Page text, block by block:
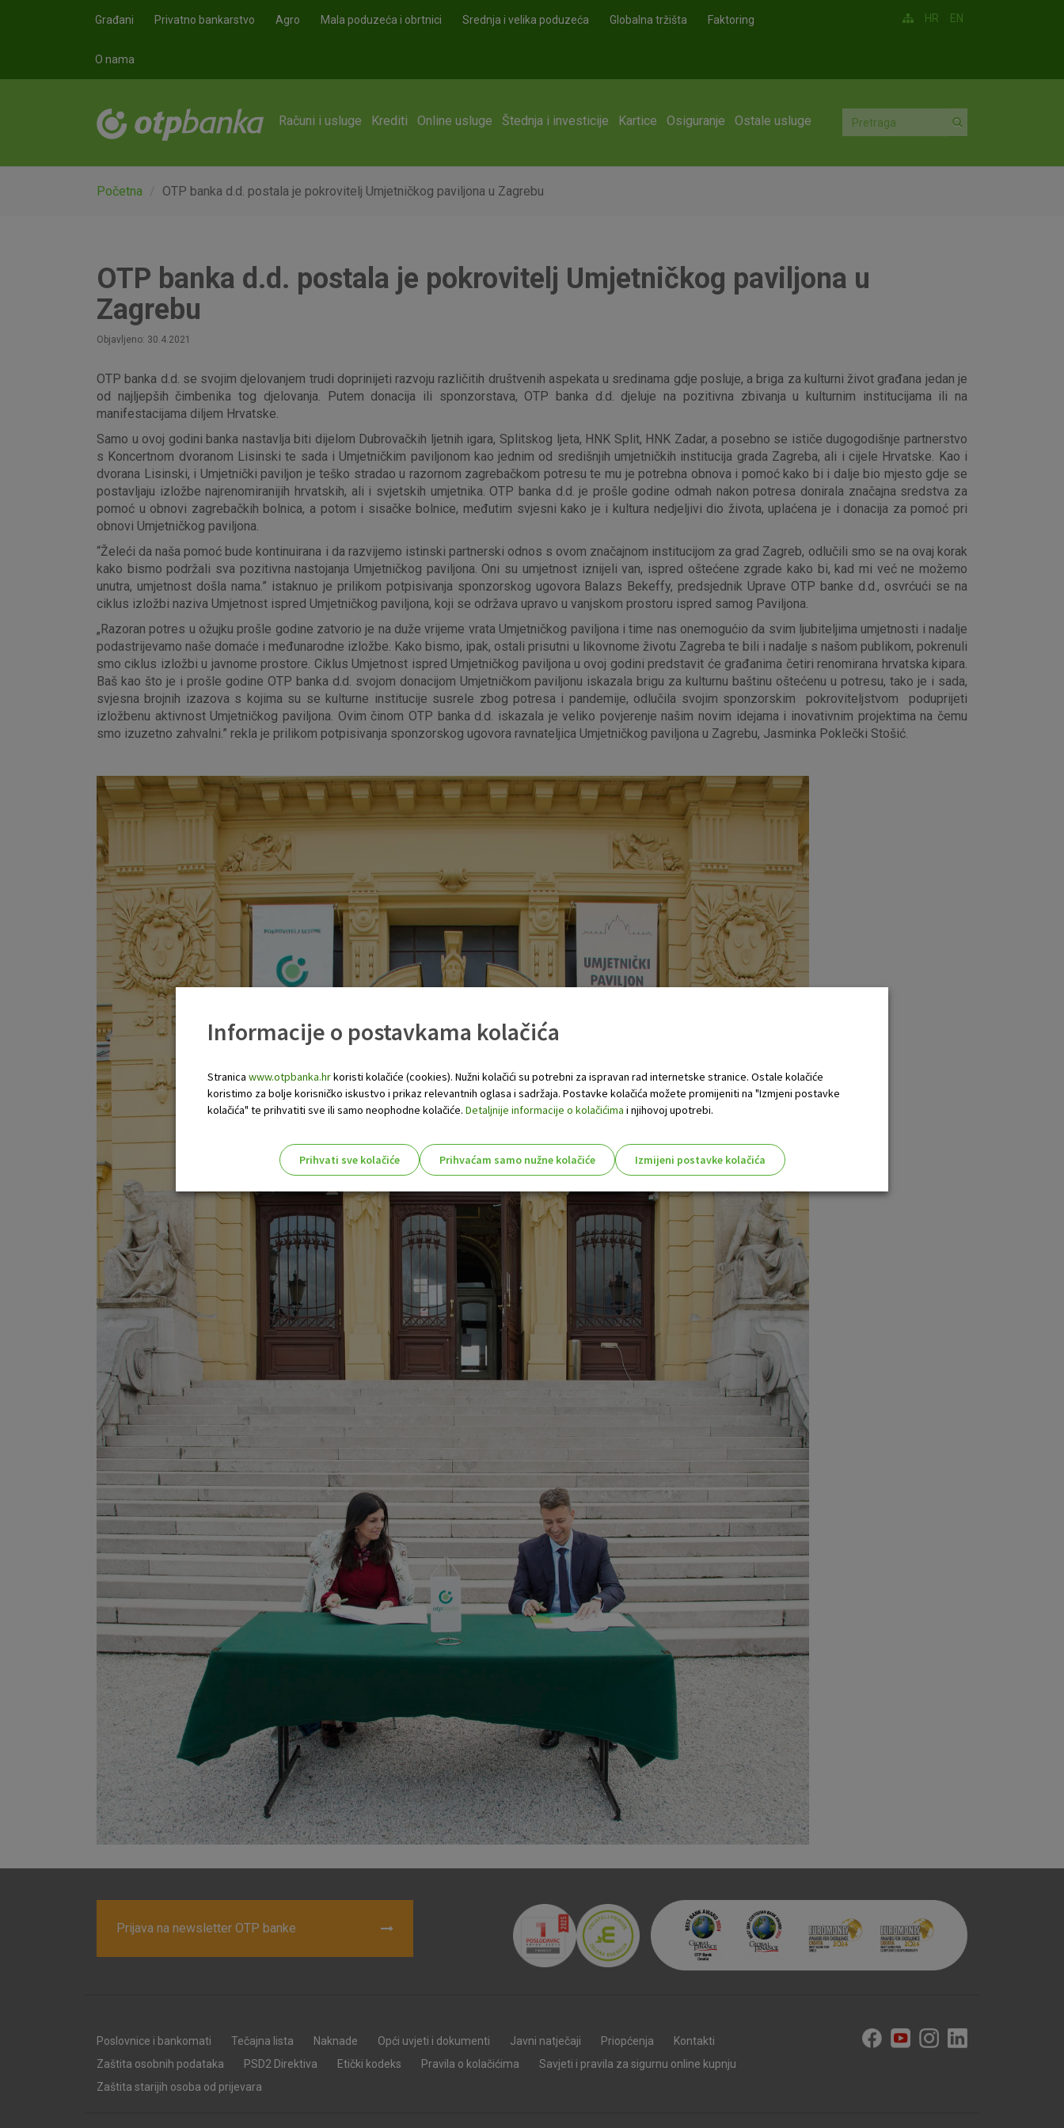
Građani Privatno bankarstvo Agro Mala poduzeća i obrtnici Srednja i velika poduzeća Globalna tržišta Faktoring
O nama
HR EN
Računi i usluge Krediti Online usluge Štednja i investicije Kartice Osiguranje Ostale usluge
Početna OTP banka d.d. postala je pokrovitelj Umjetničkog paviljona u Zagrebu
OTP banka d.d. postala je pokrovitelj Umjetničkog paviljona u
Zagrebu
Objavljeno: 30.4.2021
OTP banka d.d. se svojim djelovanjem trudi doprinijeti razvoju različitih društvenih aspekata u sredinama gdje posluje, a briga za kulturni život građana jedan je
od najljepših čimbenika tog djelovanja. Putem donacija ili sponzorstava, OTP banka d.d. djeluje na pozitivna zbivanja u kulturnim institucijama ili na
manifestacijama diljem Hrvatske.
Samo u ovoj godini banka nastavlja biti dijelom Dubrovačkih ljetnih igara, Splitskog ljeta, HNK Split, HNK Zadar, a posebno se ističe dugogodišnje partnerstvo
s Koncertnom dvoranom Lisinski te sada i Umjetničkim paviljonom kao jednim od središnjih umjetničkih institucija grada Zagreba, ali i cijele Hrvatske. Kao i
dvorana Lisinski, i Umjetnički paviljon je teško stradao u razornom zagrebačkom potresu te mu je potrebna obnova i pomoć kako bi i dalje bio mjesto gdje se
postavljaju izložbe najrenomiranijih hrvatskih, ali i svjetskih umjetnika. OTP banka d.d. je prošle godine odmah nakon potresa donirala značajna sredstva za
pomoć u obnovi zagrebačkih bolnica, a potom i sisačke bolnice, međutim svjesni kako je i kultura nedjeljivi dio života, uplaćena je i donacija za pomoć pri
obnovi Umjetničkog paviljona.
“Želeći da naša pomoć bude kontinuirana i da razvijemo istinski partnerski odnos s ovom značajnom institucijom za grad Zagreb, odlučili smo se na ovaj korak
kako bismo podržali sva pozitivna nastojanja Umjetničkog paviljona. Oni su umjetnost iznijeli van, ispred oštećene zgrade kako bi, kad mi već ne možemo
unutra, umjetnost došla nama.” istaknuo je prilikom potpisivanja sponzorskog ugovora Balazs Bekeffy, predsjednik Uprave OTP banke d.d., osvrćući se na
ciklus izložbi naziva Umjetnost ispred Umjetničkog paviljona, koji se održava upravo u vanjskom prostoru ispred samog Paviljona.
„Razoran potres u ožujku prošle godine zatvorio je na duže vrijeme vrata Umjetničkog paviljona i time nas onemogućio da svim ljubiteljima umjetnosti i nadalje
podastrijevamo naše domaće i međunarodne izložbe. Kako bismo, ipak, ostali prisutni u likovnome životu Zagreba te bili i nadalje s našom publikom, pokrenuli
smo ciklus izložbi u javnome prostore. Ciklus Umjetnost ispred Umjetničkog paviljona u ovoj godini predstavit će građanima četiri renomirana hrvatska kipara.
Baš kao što je i prošle godine OTP banka d.d. svojom donacijom Umjetničkom paviljonu iskazala brigu za kulturnu baštinu oštećenu u potresu, tako je i sada,
svjesna brojnih izazova s kojima su se kulturne institucije susrele zbog potresa i pandemije, odlučila svojim sponzorskim pokroviteljstvom poduprijeti
izložbenu aktivnost Umjetničkog paviljona. Ovim činom OTP banka d.d. iskazala je veliko povjerenje našim novim idejama i inovativnim projektima na čemu
smo izuzetno zahvalni.” rekla je prilikom potpisivanja sponzorskog ugovora ravnateljica Umjetničkog paviljona u Zagrebu, Jasminka Poklečki Stošić.
Prijava na newsletter OTP banke
Poslovnice i bankomati Tečajna lista Naknade Opći uvjeti i dokumenti Javni natječaji Priopćenja
Kontakti
Zaštita osobnih podataka
PSD2 Direktiva Etički kodeks Pravila o kolačićima
Savjeti i pravila za sigurnu online kupnju
Zaštita starijih osoba od prijevara
Informacije o postavkama kolačića
Stranica www.otpbanka.hrkoristi kolačiće (cookies). Nužni kolačići su potrebni za ispravan rad internetske stranice. Ostale kolačiće
koristimo za bolje korisničko iskustvo i prikaz relevantnih oglasa i sadržaja. Postavke kolačića možete promijeniti na "Izmjeni postavke
kolačića" te prihvatiti sve ili samo neophodne kolačiće. Detaljnije informacije o kolačićima i njihovoj upotrebi.
Prihvati sve kolačiće Prihvaćam samo nužne kolačiće
Izmijeni postavke kolačića
kolačići
Marketinški
kolačići
Prihvaćam upotrebu navedenih kolačića
Nužni (tehnički) kolačići - uvijek aktivni
Ovi kolačići nužni su za funkcioniranje internetske stranice i ne mogu se
isključiti u našim sustavima. Uobičajeno se postavljaju kao odgovor na vaše
radnje koje uključuju zahtjev za uslugama, kao što su postavke kolačića. Svoj
preglednik možete postaviti da blokira te kolačiće ili pošalje upozorenje o
njima, ali u tom slučaju neki dijelovi stranice neće raditi. Ti kolačići ne
pohranjuju nikakve informacije koje bi vas mogle identificirati.
Detaljnije informacije o kolačićima